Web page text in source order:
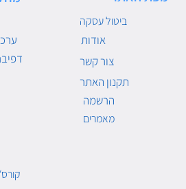
ביטול עסקה
אודות
צור קשר
תקנון האתר
הרשמה
מאמרים